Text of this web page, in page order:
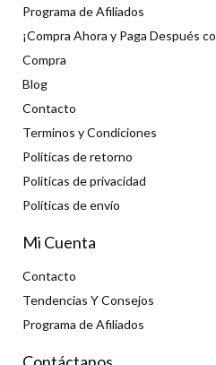
Programa de Afiliados
¡Compra Ahora y Paga Después
Compra
Blog
Contacto
Terminos y Condiciones
Politicas de retorno
Politicas de privacidad
Políticas de envío
Mi Cuenta
Contacto
Tendencias Y Consejos
Programa de Afiliados